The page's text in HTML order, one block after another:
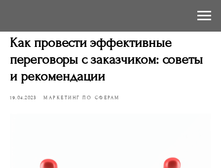
Как провести эффективные
переговоры с заказчиком: советы
и рекомендации
19.04.2023 МАРКЕТИНГ ПО СФЕРАМ